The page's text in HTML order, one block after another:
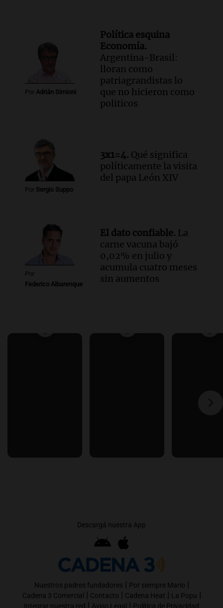
Por Adrián Simioni
Política esquina
Economía.
Argentina-Brasil:
lloran como
patriagrandistas lo
que no hicieron como
politicos
Por Sergio Suppo
3x1=4. Qué significa
políticamente la visita
del papa León XIV
Por
Federico Albarenque
El dato confiable. La
carne vacuna bajó
0,02% en julio y
acumula cuatro meses
sin aumentos
Descargá nuestra App
Nuestros padres fundadores | Por siempre Mario |
Cadena 3 Comercial | Contacto | Cadena Heat | La Popu |
Integrar nuestra red | Aviso Legal | Política de Privacidad